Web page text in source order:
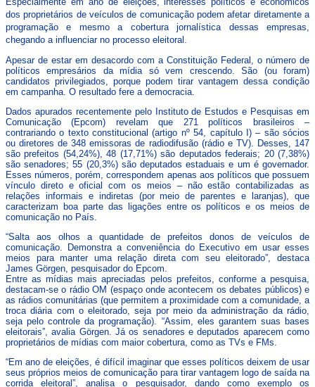
dos proprietários de veículos de comunicação podem afetar diretamente a
programação e mesmo a cobertura jornalística dessas empresas,
chegando a influenciar no processo eleitoral.
Apesar de estar em desacordo com a Constituição Federal, o número de
políticos empresários da mídia só vem crescendo. São (ou foram)
candidatos privilegiados, porque podem tirar vantagem dessa condição
em campanha. O resultado fere a democracia.
Dados apurados recentemente pelo Instituto de Estudos e Pesquisas em
Comunicação (Epcom) revelam que 271 políticos brasileiros –
contrariando o texto constitucional (artigo nº 54, capítulo I) – são sócios
ou diretores de 348 emissoras de radiodifusão (rádio e TV). Desses, 147
são prefeitos (54,24%), 48 (17,71%) são deputados federais; 20 (7,38%)
são senadores; 55 (20,3%) são deputados estaduais e um é governador.
Esses números, porém, correspondem apenas aos políticos que possuem
vínculo direto e oficial com os meios – não estão contabilizadas as
relações informais e indiretas (por meio de parentes e laranjas), que
caracterizam boa parte das ligações entre os políticos e os meios de
comunicação no País.
“Salta aos olhos a quantidade de prefeitos donos de veículos de
comunicação. Demonstra a conveniência do Executivo em usar esses
meios para manter uma relação direta com seu eleitorado”, destaca
James Görgen, pesquisador do Epcom.
Entre as mídias mais apreciadas pelos prefeitos, conforme a pesquisa,
destacam-se o rádio OM (espaço onde acontecem os debates públicos) e
as rádios comunitárias (que permitem a proximidade com a comunidade, a
troca diária com o eleitorado, seja por meio da administração da rádio,
seja pelo controle da programação). “Assim, eles garantem suas bases
eleitorais”, avalia Görgen. Já os senadores e deputados aparecem como
proprietários de mídias com maior cobertura, como as TVs e FMs.
“Em ano de eleições, é difícil imaginar que esses políticos deixem de usar
seus próprios meios de comunicação para tirar vantagem logo de saída na
corrida eleitoral”, analisa o pesquisador, dando como exemplo os